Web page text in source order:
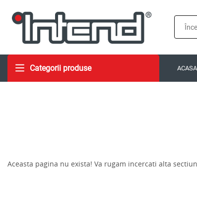
Categorii produse ACASA
Aceasta pagina nu exista! Va rugam incercati alta